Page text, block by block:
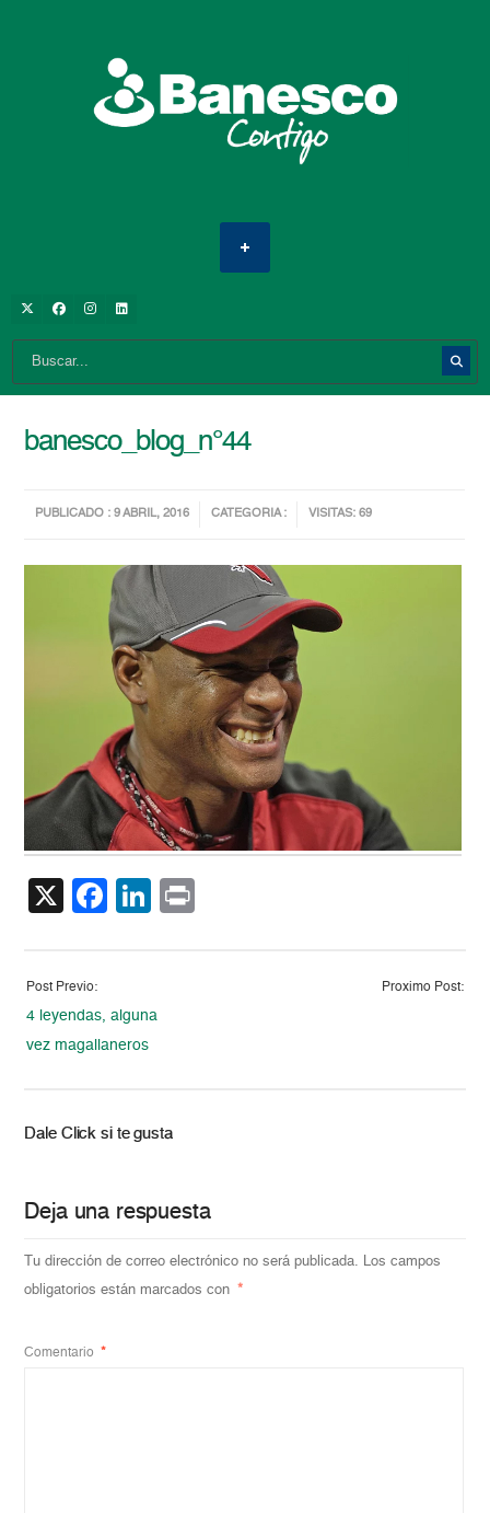
banesco_blog_n°44
PUBLICADO : 9 ABRIL, 2016 CATEGORIA : VISITAS: 69
X Facebook
LinkedIn
Post Previo:
4 leyendas, alguna
vez magallaneros
Proximo Post:
Dale Click si te gusta
Deja una respuesta
Tu dirección de correo electrónico no será publicada. Los campos
obligatorios están marcados con *
Comentario *